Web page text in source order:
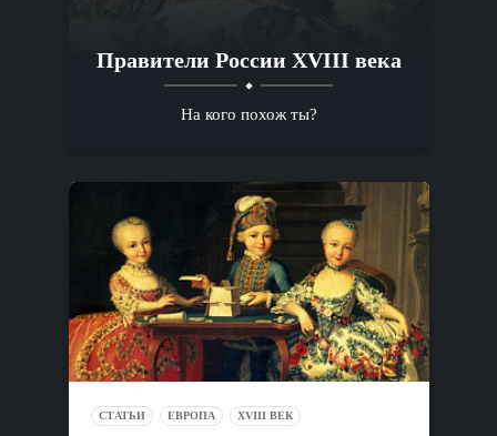
Правители России XVIII века
На кого похож ты?
СТАТЬИ ЕВРОПА XVIII ВЕК